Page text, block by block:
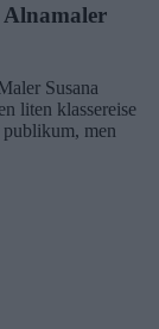
Alnamaler
Susana
liten klassereise
men